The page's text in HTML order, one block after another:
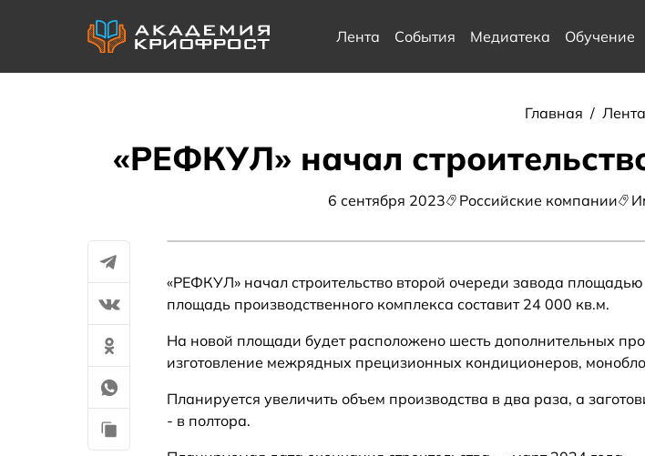
Лента События Медиатека Обучение
Главная / Лента
«РЕФКУЛ» начал
6 сентября 2023 Российские компании
«РЕФКУЛ» начал строительство второй очереди завода
площадь производственного комплекса составит 24 000 кв.м.
На новой площади будет расположено шесть дополнительных
изготовление межрядных прецизионных кондиционеров,
Планируется увеличить объем производства в два раза, а
- в полтора.